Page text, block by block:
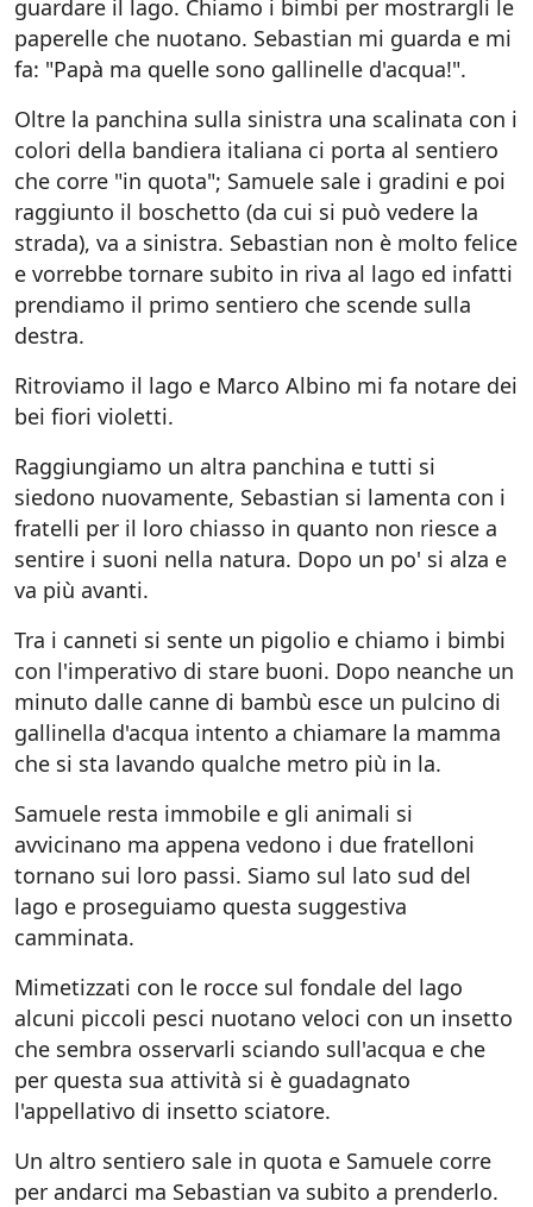
guardare il lago. Chiamo i bimbi per mostrargli le
paperelle che nuotano. Sebastian mi guarda e mi
fa: "Papà ma quelle sono gallinelle d'acqua!".
Oltre la panchina sulla sinistra una scalinata con i
colori della bandiera italiana ci porta al sentiero
che corre "in quota"; Samuele sale i gradini e poi
raggiunto il boschetto (da cui si può vedere la
strada), va a sinistra. Sebastian non è molto felice
e vorrebbe tornare subito in riva al lago ed infatti
prendiamo il primo sentiero che scende sulla
destra.
Ritroviamo il lago e Marco Albino mi fa notare dei
bei fiori violetti.
Raggiungiamo un altra panchina e tutti si
siedono nuovamente, Sebastian si lamenta con i
fratelli per il loro chiasso in quanto non riesce a
sentire i suoni nella natura. Dopo un po' si alza e
va più avanti.
Tra i canneti si sente un pigolio e chiamo i bimbi
con l'imperativo di stare buoni. Dopo neanche un
minuto dalle canne di bambù esce un pulcino di
gallinella d'acqua intento a chiamare la mamma
che si sta lavando qualche metro più in la.
Samuele resta immobile e gli animali si
avvicinano ma appena vedono i due fratelloni
tornano sui loro passi. Siamo sul lato sud del
lago e proseguiamo questa suggestiva
camminata.
Mimetizzati con le rocce sul fondale del lago
alcuni piccoli pesci nuotano veloci con un insetto
che sembra osservarli sciando sull'acqua e che
per questa sua attività si è guadagnato
l'appellativo di insetto sciatore.
Un altro sentiero sale in quota e Samuele corre
per andarci ma Sebastian va subito a prenderlo.